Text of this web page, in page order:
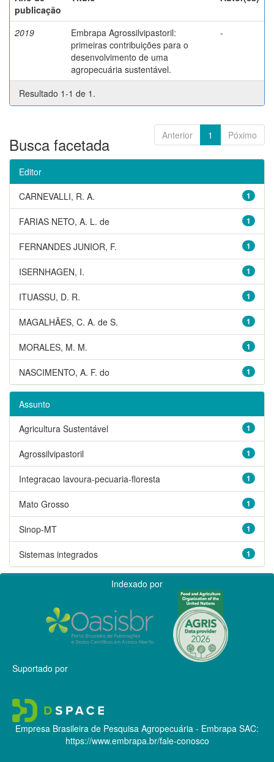
publicação
2019
Embrapa Agrossilvipastoril:
primeiras contribuições para o
desenvolvimento de uma
agropecuária sustentável.
-
Resultado 1-1 de 1.
Anterior 1 Póximo
Busca facetada
Editor
1
CARNEVALLI, R. A.
1
FARIAS NETO, A. L. de
1
FERNANDES JUNIOR, F.
1
ISERNHAGEN, I.
1
ITUASSU, D. R.
1
MAGALHÃES, C. A. de S.
1
MORALES, M. M.
1
NASCIMENTO, A. F. do
Assunto
1
Agricultura Sustentável
1
Agrossilvipastoril
1
Integracao lavoura-pecuaria-floresta
1
Mato Grosso
1
Sinop-MT
1
Sistemas integrados
Indexado por
Suportado por
Empresa Brasileira de Pesquisa Agropecuária - Embrapa SAC:
https://www.embrapa.br/fale-conosco